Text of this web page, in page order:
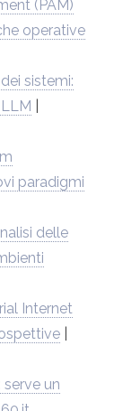
(PAM)
operative
sistemi:
paradigmi
delle
Internet
un